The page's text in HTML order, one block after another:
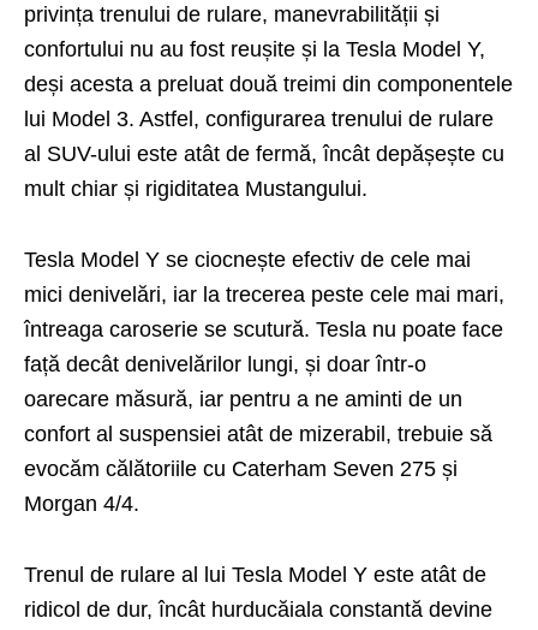
privința trenului de rulare, manevrabilității și
confortului nu au fost reușite și la Tesla Model Y,
deși acesta a preluat două treimi din componentele
lui Model 3. Astfel, configurarea trenului de rulare
al SUV-ului este atât de fermă, încât depășește cu
mult chiar și rigiditatea Mustangului.
Tesla Model Y se ciocnește efectiv de cele mai
mici denivelări, iar la trecerea peste cele mai mari,
întreaga caroserie se scutură. Tesla nu poate face
față decât denivelărilor lungi, și doar într-o
oarecare măsură, iar pentru a ne aminti de un
confort al suspensiei atât de mizerabil, trebuie să
evocăm călătoriile cu Caterham Seven 275 și
Morgan 4/4.
Trenul de rulare al lui Tesla Model Y este atât de
ridicol de dur, încât hurducăiala constantă devine